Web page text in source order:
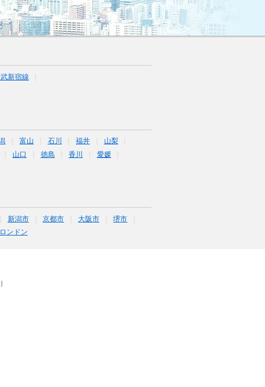
新宿線
富山 石川 福井
山梨
山口 徳島 香川
愛媛
新潟市 京都市 大阪市
堺市
ロンドン